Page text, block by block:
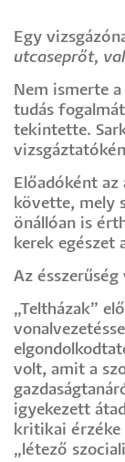
Egy
utcaseprőt,
Nem ismerte
tudás
tekintette.
Előadóként
követte, mely
önállóan is
kerek egészet
Az ésszerűség
„Teltházak”
volt, amit a
igyekezett
kritikai
„létező